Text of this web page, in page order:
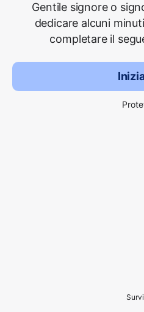
Gentile signore o
dedicare alcuni
completare il